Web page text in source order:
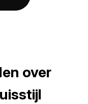
over